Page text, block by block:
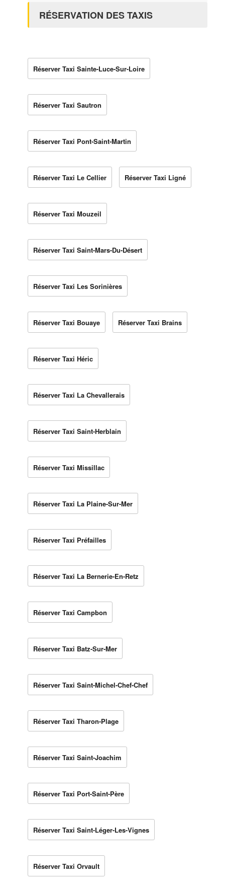
RÉSERVATION DES TAXIS
Réserver Taxi Sainte-Luce-Sur-Loire
Réserver Taxi Sautron
Réserver Taxi Pont-Saint-Martin
Réserver Taxi Le Cellier Réserver Taxi Ligné
Réserver Taxi Mouzeil
Réserver Taxi Saint-Mars-Du-Désert
Réserver Taxi Les Sorinières
Réserver Taxi Bouaye Réserver Taxi Brains
Réserver Taxi Héric
Réserver Taxi La Chevallerais
Réserver Taxi Saint-Herblain
Réserver Taxi Missillac
Réserver Taxi La Plaine-Sur-Mer
Réserver Taxi Préfailles
Réserver Taxi La Bernerie-En-Retz
Réserver Taxi Campbon
Réserver Taxi Batz-Sur-Mer
Réserver Taxi Saint-Michel-Chef-Chef
Réserver Taxi Tharon-Plage
Réserver Taxi Saint-Joachim
Réserver Taxi Port-Saint-Père
Réserver Taxi Saint-Léger-Les-Vignes
Réserver Taxi Orvault